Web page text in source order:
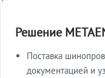
Решение
Поставка
документацией и